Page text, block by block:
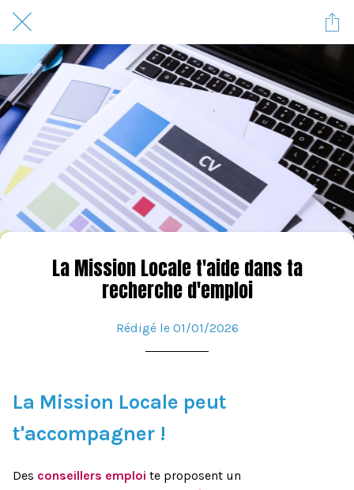
La Mission Locale t'aide dans ta
recherche d'emploi
Rédigé le 01/01/2026
La Mission Locale peut
t'accompagner !
Des conseillers emploi te proposent un